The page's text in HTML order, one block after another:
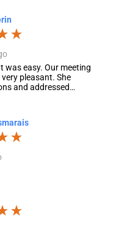
was easy. Our meeting
pleasant. She
and addressed…